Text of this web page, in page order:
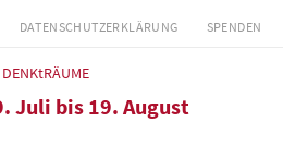
DATENSCHUTZERKLÄRUNG SPENDEN
Juli bis 19. August